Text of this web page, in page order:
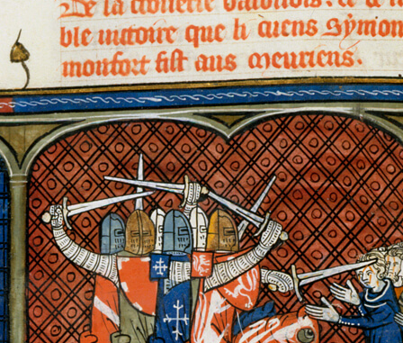
Appel à contributions
revue Tracés
« Hétérodoxies »